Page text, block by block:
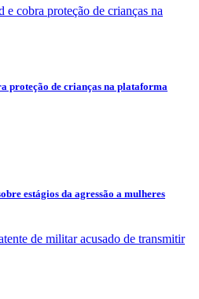
proteção de crianças na plataforma
estágios da agressão a mulheres